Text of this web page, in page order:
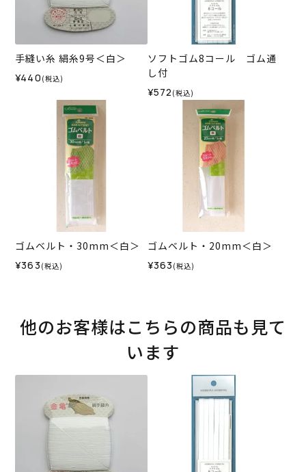
手縫い糸 絹糸9号＜白＞
¥440 (税込)
ソフトゴム8コール ゴム通
し付
¥572 (税込)
ゴムベルト・30mm＜白＞
¥363 (税込)
ゴムベルト・20mm＜白＞
¥363 (税込)
他のお客様はこちらの商品も見て
います